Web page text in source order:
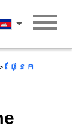
ភាសាខ្មែរ
ផ្នែក